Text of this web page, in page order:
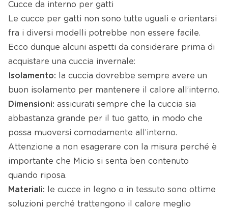
Cucce da interno per gatti
Le cucce per gatti non sono tutte uguali e orientarsi
fra i diversi modelli potrebbe non essere facile.
Ecco dunque alcuni aspetti da considerare prima di
acquistare una cuccia invernale:
Isolamento: la cuccia dovrebbe sempre avere un
buon isolamento per mantenere il calore all’interno.
Dimensioni: assicurati sempre che la cuccia sia
abbastanza grande per il tuo gatto, in modo che
possa muoversi comodamente all’interno.
Attenzione a non esagerare con la misura perché è
importante che Micio si senta ben contenuto
quando riposa.
Materiali: le cucce in legno o in tessuto sono ottime
soluzioni perché trattengono il calore meglio